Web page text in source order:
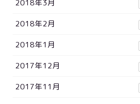
2018年3月
2018年2月
2018年1月
2017年12月
2017年11月